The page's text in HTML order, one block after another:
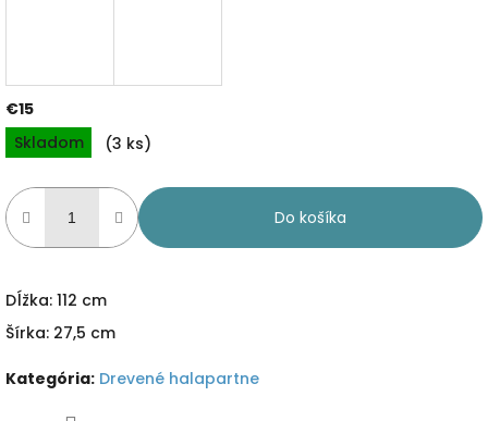
€15
Jednotková
cena:
Skladom (3 ks)
Do košíka
Dĺžka: 112 cm
Šírka: 27,5 cm
Kategória: Drevené halapartne